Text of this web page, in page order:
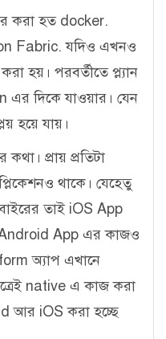
করা হত docker.
Fabric. যদিও এখনও
হয়। পরবর্তীতে প্ল্যান
দিকে যাওয়ার। যেন
হয়ে যায়।
প্রায় প্রতিটা
থাকে। যেহেতু
তাই iOS App
Android App এর কাজও
অ্যাপ এখানে
native এ কাজ করা
আর iOS করা হচ্ছে